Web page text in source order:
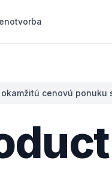
cenovú ponuku